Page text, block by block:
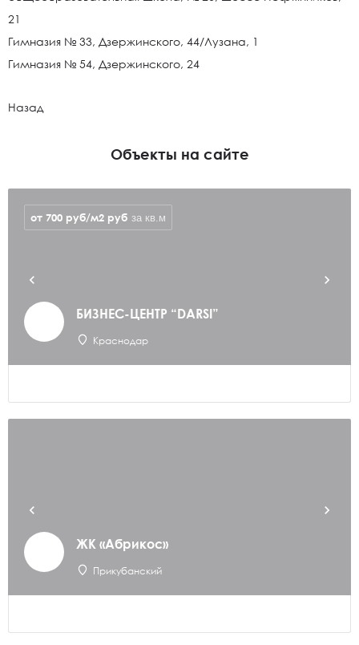
21
Гимназия № 33, Дзержинского, 44/Лузана, 1
Гимназия № 54, Дзержинского, 24
Назад
Объекты на сайте
БИЗНЕС-ЦЕНТР “DARSI”
Краснодар
от 700 руб/м2 руб за кв.м
ЖК «Абрикос»
Прикубанский